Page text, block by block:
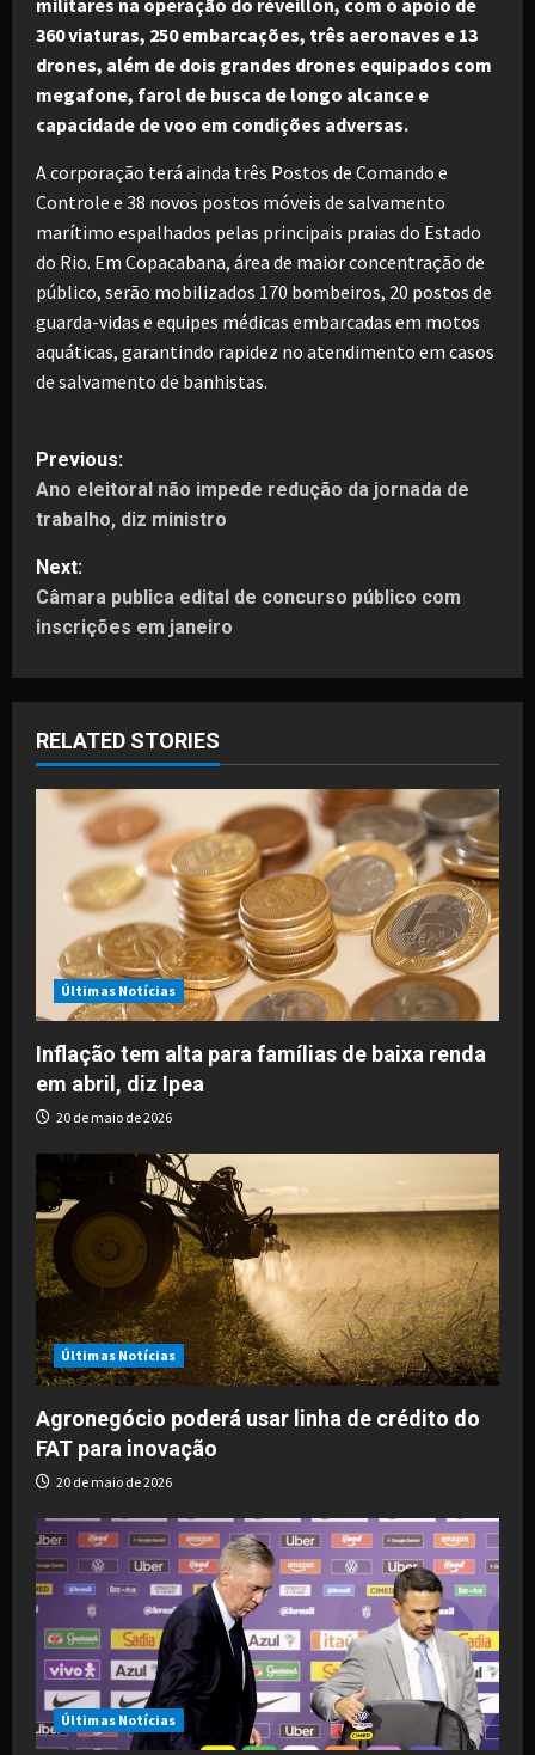
360 viaturas, 250 embarcações, três aeronaves e 13
drones, além de dois grandes drones equipados com
megafone, farol de busca de longo alcance e
capacidade de voo em condições adversas.
A corporação terá ainda três Postos de Comando e
Controle e 38 novos postos móveis de salvamento
marítimo espalhados pelas principais praias do Estado
do Rio. Em Copacabana, área de maior concentração de
público, serão mobilizados 170 bombeiros, 20 postos de
guarda-vidas e equipes médicas embarcadas em motos
aquáticas, garantindo rapidez no atendimento em casos
de salvamento de banhistas.
P
o
s
t
a
v
i
o
n
Previous:
Ano eleitoral não impede redução da jornada de
trabalho, diz ministro
Next:
Câmara publica edital de concurso público com
inscrições em janeiro
RELATED STORIES
Últimas Notícias
Inflação tem alta para famílias de baixa renda
em abril, diz Ipea
20 de maio de 2026
Últimas Notícias
Agronegócio poderá usar linha de crédito do
FAT para inovação
20 de maio de 2026
Últimas Notícias